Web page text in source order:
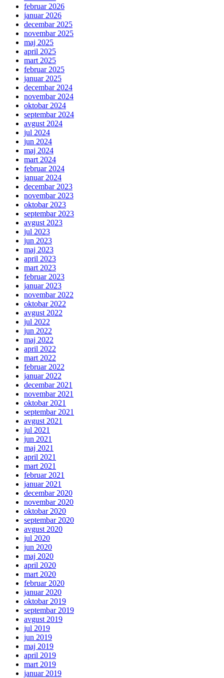
februar 2026
januar 2026
decembar 2025
novembar 2025
maj 2025
april 2025
mart 2025
februar 2025
januar 2025
decembar 2024
novembar 2024
oktobar 2024
septembar 2024
avgust 2024
jul 2024
jun 2024
maj 2024
mart 2024
februar 2024
januar 2024
decembar 2023
novembar 2023
oktobar 2023
septembar 2023
avgust 2023
jul 2023
jun 2023
maj 2023
april 2023
mart 2023
februar 2023
januar 2023
novembar 2022
oktobar 2022
avgust 2022
jul 2022
jun 2022
maj 2022
april 2022
mart 2022
februar 2022
januar 2022
decembar 2021
novembar 2021
oktobar 2021
septembar 2021
avgust 2021
jul 2021
jun 2021
maj 2021
april 2021
mart 2021
februar 2021
januar 2021
decembar 2020
novembar 2020
oktobar 2020
septembar 2020
avgust 2020
jul 2020
jun 2020
maj 2020
april 2020
mart 2020
februar 2020
januar 2020
oktobar 2019
septembar 2019
avgust 2019
jul 2019
jun 2019
maj 2019
april 2019
mart 2019
januar 2019